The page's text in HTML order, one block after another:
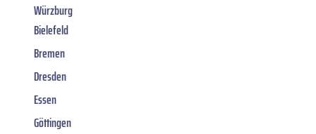
Würzburg
Bielefeld
Bremen
Dresden
Essen
Göttingen